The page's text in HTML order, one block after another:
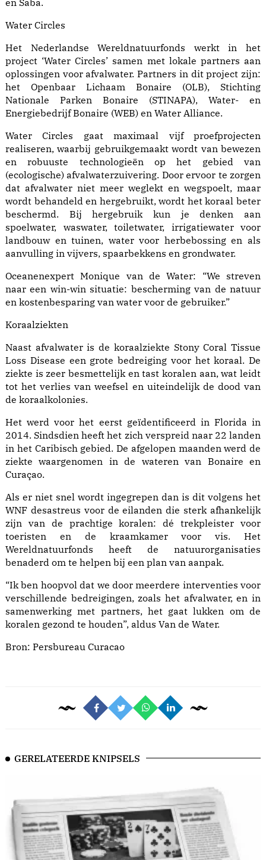
en Saba.
Water Circles
Het Nederlandse Wereldnatuurfonds werkt in het
project ‘Water Circles’ samen met lokale partners aan
oplossingen voor afvalwater. Partners in dit project zijn:
het Openbaar Lichaam Bonaire (OLB), Stichting
Nationale Parken Bonaire (STINAPA), Water- en
Energiebedrijf Bonaire (WEB) en Water Alliance.
Water Circles gaat maximaal vijf proefprojecten
realiseren, waarbij gebruikgemaakt wordt van bewezen
en robuuste technologieën op het gebied van
(ecologische) afvalwaterzuivering. Door ervoor te zorgen
dat afvalwater niet meer weglekt en wegspoelt, maar
wordt behandeld en hergebruikt, wordt het koraal beter
beschermd. Bij hergebruik kun je denken aan
spoelwater, waswater, toiletwater, irrigatiewater voor
landbouw en tuinen, water voor herbebossing en als
aanvulling in vijvers, spaarbekkens en grondwater.
Oceanenexpert Monique van de Water: “We streven
naar een win-win situatie: bescherming van de natuur
en kostenbesparing van water voor de gebruiker.”
Koraalziekten
Naast afvalwater is de koraalziekte Stony Coral Tissue
Loss Disease een grote bedreiging voor het koraal. De
ziekte is zeer besmettelijk en tast koralen aan, wat leidt
tot het verlies van weefsel en uiteindelijk de dood van
de koraalkolonies.
Het werd voor het eerst geïdentificeerd in Florida in
2014. Sindsdien heeft het zich verspreid naar 22 landen
in het Caribisch gebied. De afgelopen maanden werd de
ziekte waargenomen in de wateren van Bonaire en
Curaçao.
Als er niet snel wordt ingegrepen dan is dit volgens het
WNF desastreus voor de eilanden die sterk afhankelijk
zijn van de prachtige koralen: dé trekpleister voor
toeristen en de kraamkamer voor vis. Het
Wereldnatuurfonds heeft de natuurorganisaties
benaderd om te helpen bij een plan van aanpak.
“Ik ben hoopvol dat we door meerdere interventies voor
verschillende bedreigingen, zoals het afvalwater, en in
samenwerking met partners, het gaat lukken om de
koralen gezond te houden”, aldus Van de Water.
Bron: Persbureau Curacao
GERELATEERDE KNIPSELS